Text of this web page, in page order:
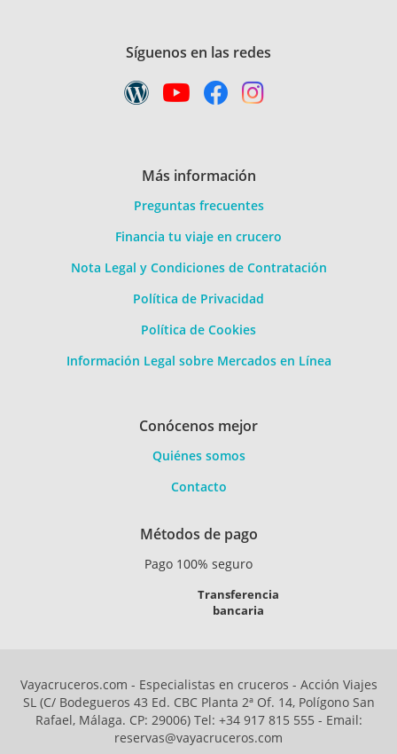
Síguenos en las redes
Más información
Preguntas frecuentes
Financia tu viaje en crucero
Nota Legal y Condiciones de Contratación
Política de Privacidad
Política de Cookies
Información Legal sobre Mercados en Línea
Conócenos mejor
Quiénes somos
Contacto
Métodos de pago
Pago 100% seguro
Transferencia
bancaria
Vayacruceros.com - Especialistas en cruceros - Acción Viajes
SL (C/ Bodegueros 43 Ed. CBC Planta 2ª Of. 14, Polígono San
Rafael, Málaga. CP: 29006) Tel: +34 917 815 555 - Email:
reservas@vayacruceros.com